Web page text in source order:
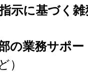
示に基づく雑
の業務サポー
）